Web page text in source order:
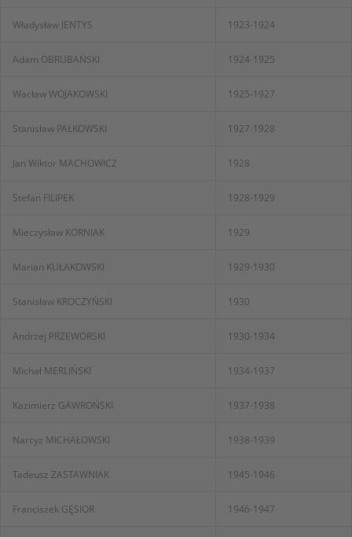
Władysław JENTYS 1923-1924
Adam OBRUBAŃSKI 1924-1925
Wacław WOJAKOWSKI 1925-1927
Stanisław PAŁKOWSKI 1927-1928
Jan Wiktor MACHOWICZ 1928
Stefan FILIPEK 1928-1929
Mieczysław KORNIAK 1929
Marian KUŁAKOWSKI 1929-1930
Stanisław KROCZYŃSKI 1930
Andrzej PRZEWORSKI 1930-1934
Michał MERLIŃSKI 1934-1937
Kazimierz GAWROŃSKI 1937-1938
Narcyz MICHAŁOWSKI 1938-1939
Tadeusz ZASTAWNIAK 1945-1946
Franciszek GĘSIOR 1946-1947